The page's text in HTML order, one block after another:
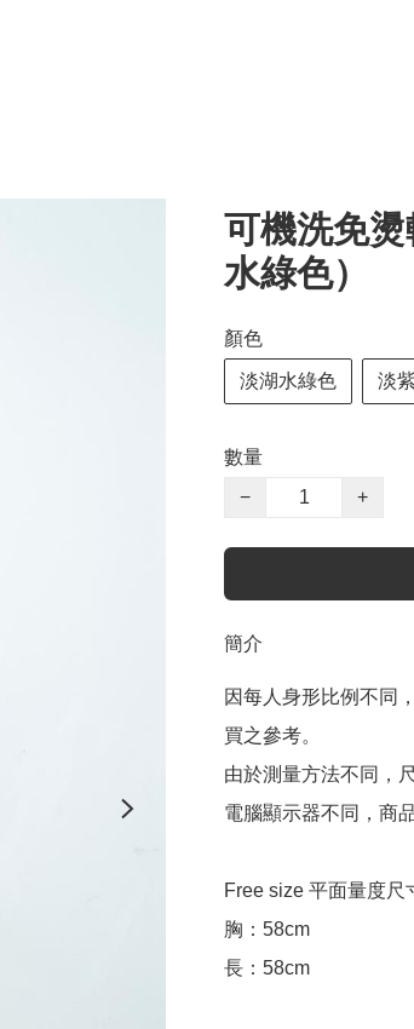
可機洗免
水綠色）
顏色
淡湖水綠色 淡
數量
−
+
簡介
因每人身形比例不同
買之參考。
由於測量方法不同，
電腦顯示器不同，商
Free size 平面量度尺
胸：58cm
長：58cm